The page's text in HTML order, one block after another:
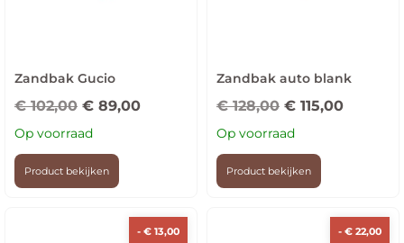
Zandbak Gucio
€102,00 € 89,00
Op voorraad
Product bekijken
Zandbak auto blank
€128,00 € 115,00
Op voorraad
Product bekijken
-€ 13,00 -€ 22,00